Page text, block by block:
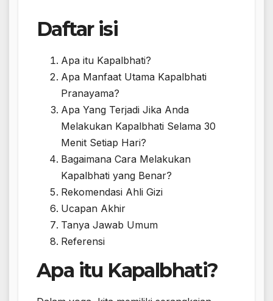
Daftar isi
Apa itu Kapalbhati?
Apa Manfaat Utama Kapalbhati
Pranayama?
Apa Yang Terjadi Jika Anda
Melakukan Kapalbhati Selama 30
Menit Setiap Hari?
Bagaimana Cara Melakukan
Kapalbhati yang Benar?
Rekomendasi Ahli Gizi
Ucapan Akhir
Tanya Jawab Umum
Referensi
Apa itu Kapalbhati?